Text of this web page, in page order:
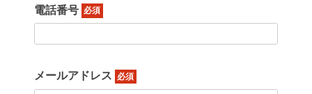
電話番号 必須
メールアドレス 必須